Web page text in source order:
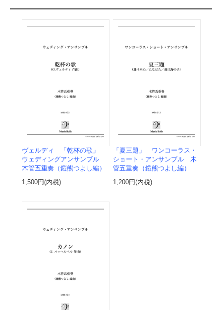
ヴェルディ 「乾杯の歌」
ウェディングアンサンブル
木管五重奏（鎧熊つよし編）
1,500円(内税)
「夏三題」 ワンコーラス・
ショート・アンサンブル 木
管五重奏（鎧熊つよし編）
1,200円(内税)